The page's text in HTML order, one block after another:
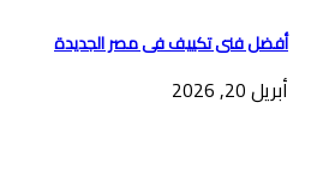
أفضل فنى تكييف فى مصر الجديدة
أبريل 20, 2026